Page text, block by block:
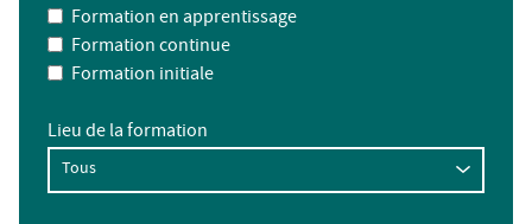
Formation en apprentissage
Formation continue
Formation initiale
Lieu de la formation